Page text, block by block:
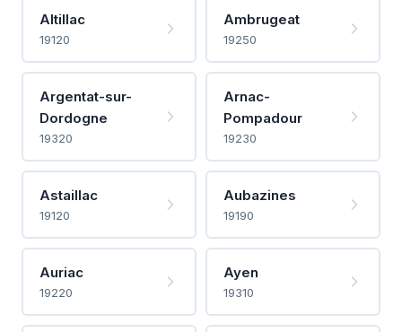
Altillac
19120
Ambrugeat
19250
Argentat-sur-
Dordogne
19320
Arnac-
Pompadour
19230
Astaillac
19120
Aubazines
19190
Auriac
19220
Ayen
19310